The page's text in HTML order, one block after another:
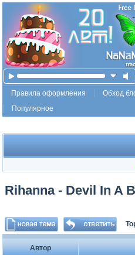
Правила оформления
Обход
Популярное
Rihanna - Devil In A
Автор